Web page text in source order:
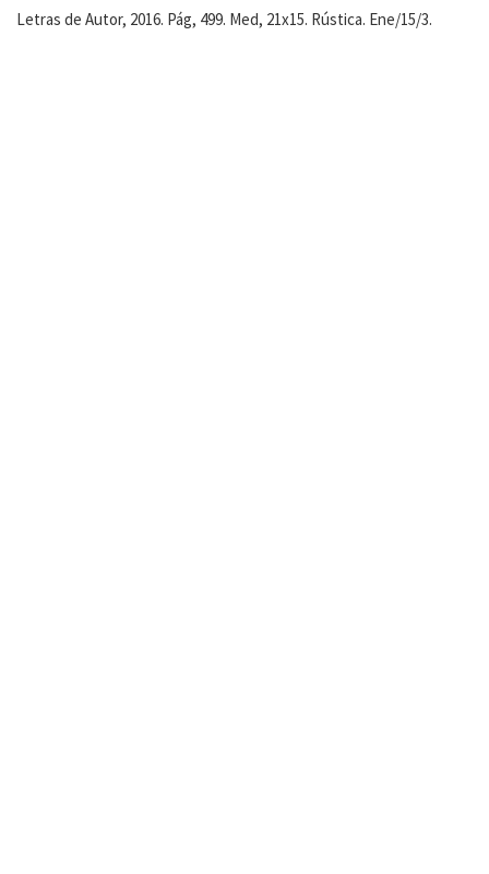
Letras de Autor, 2016. Pág, 499. Med, 21x15. Rústica. Ene/15/3.